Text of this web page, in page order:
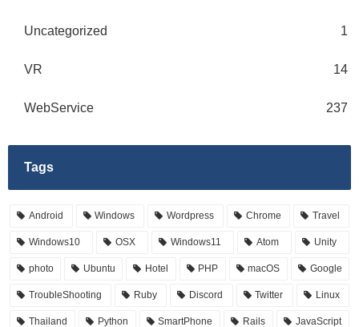
Uncategorized 1
VR 14
WebService 237
Tags
Android Windows Wordpress Chrome Travel
Windows10 OSX Windows11 Atom Unity
photo Ubuntu Hotel PHP macOS Google
TroubleShooting Ruby Discord Twitter Linux
Thailand Python SmartPhone Rails JavaScript